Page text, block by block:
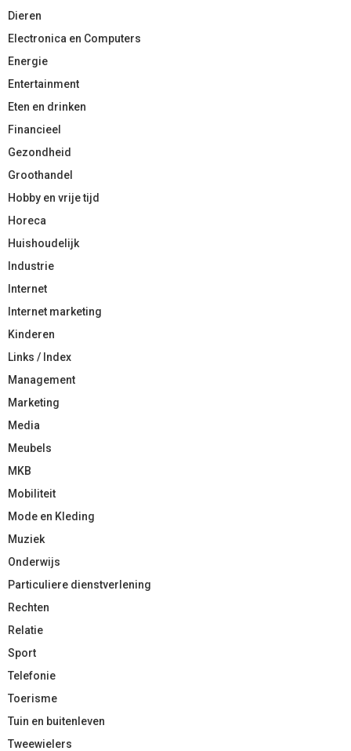
Dieren
Electronica en Computers
Energie
Entertainment
Eten en drinken
Financieel
Gezondheid
Groothandel
Hobby en vrije tijd
Horeca
Huishoudelijk
Industrie
Internet
Internet marketing
Kinderen
Links / Index
Management
Marketing
Media
Meubels
MKB
Mobiliteit
Mode en Kleding
Muziek
Onderwijs
Particuliere dienstverlening
Rechten
Relatie
Sport
Telefonie
Toerisme
Tuin en buitenleven
Tweewielers